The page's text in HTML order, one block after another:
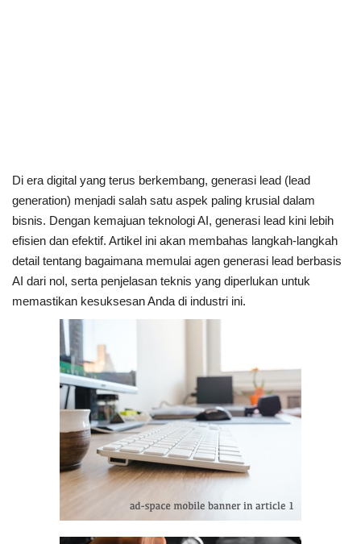
Di era digital yang terus berkembang, generasi lead (lead
generation) menjadi salah satu aspek paling krusial dalam
bisnis. Dengan kemajuan teknologi AI, generasi lead kini lebih
efisien dan efektif. Artikel ini akan membahas langkah-langkah
detail tentang bagaimana memulai agen generasi lead berbasis
AI dari nol, serta penjelasan teknis yang diperlukan untuk
memastikan kesuksesan Anda di industri ini.